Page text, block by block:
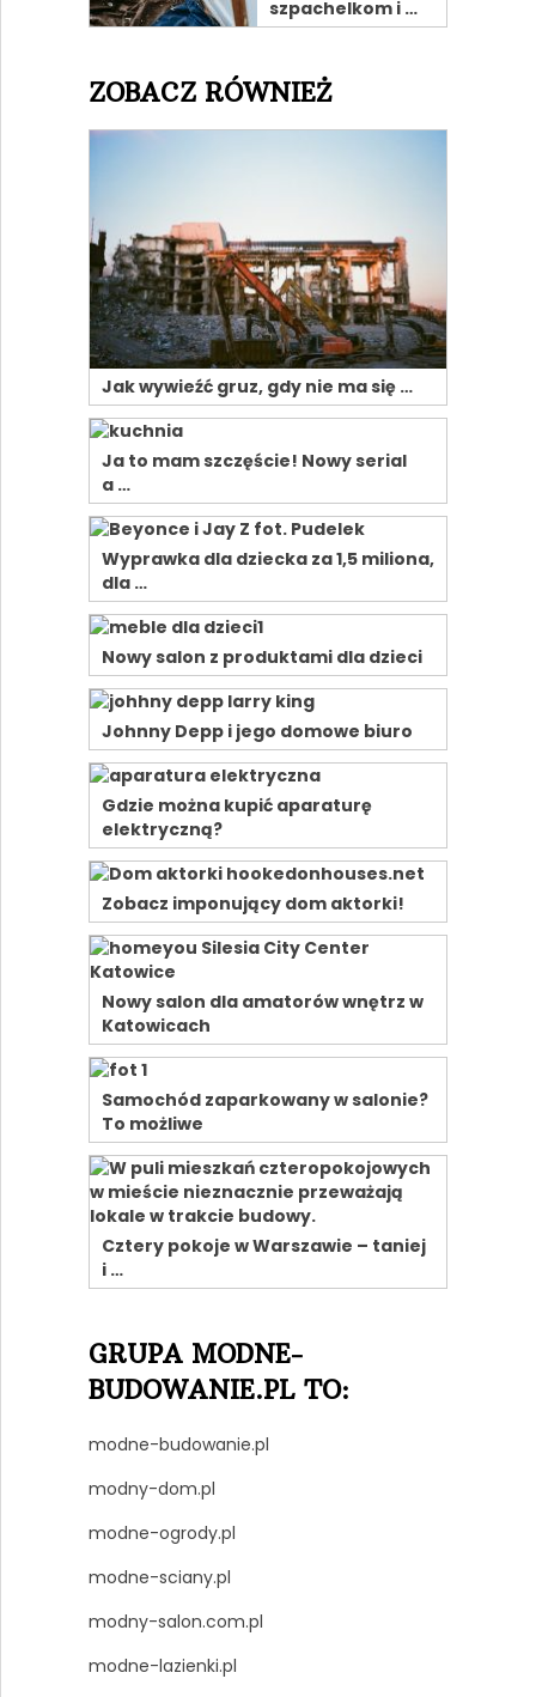
szpachelkom i …
ZOBACZ RÓWNIEŻ
Jak wywieźć gruz, gdy nie ma się …
Ja to mam szczęście! Nowy serial
a …
Wyprawka dla dziecka za 1,5 miliona,
dla …
Nowy salon z produktami dla dzieci
Johnny Depp i jego domowe biuro
Gdzie można kupić aparaturę
elektryczną?
Zobacz imponujący dom aktorki!
Nowy salon dla amatorów wnętrz w
Katowicach
Samochód zaparkowany w salonie?
To możliwe
Cztery pokoje w Warszawie – taniej
i …
GRUPA MODNE-
BUDOWANIE.PL TO:
modne-budowanie.pl
modny-dom.pl
modne-ogrody.pl
modne-sciany.pl
modny-salon.com.pl
modne-lazienki.pl